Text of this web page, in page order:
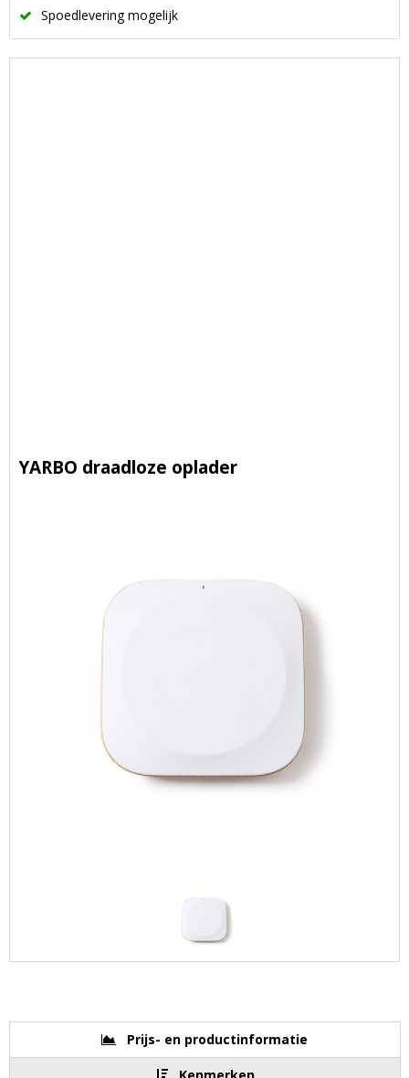
Spoedlevering mogelijk
YARBO draadloze oplader
Prijs- en productinformatie